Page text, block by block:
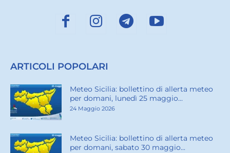
ARTICOLI POPOLARI
Meteo Sicilia: bollettino di allerta meteo
per domani, lunedì 25 maggio...
24 Maggio 2026
Meteo Sicilia: bollettino di allerta meteo
per domani, sabato 30 maggio...